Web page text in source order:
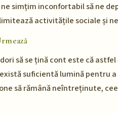
simțim inconfortabil să ne
activitățile sociale și
să se țină cont este că
suficientă lumină pentru
să rămână neîntreținute,